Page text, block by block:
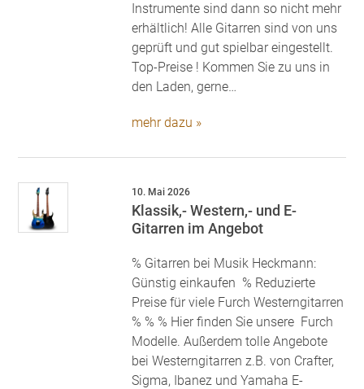
Instrumente sind dann so nicht mehr
erhältlich! Alle Gitarren sind von uns
geprüft und gut spielbar eingestellt.
Top-Preise ! Kommen Sie zu uns in
den Laden, gerne…
mehr dazu »
10. Mai 2026
Klassik,- Western,- und E-
Gitarren im Angebot
% Gitarren bei Musik Heckmann:
Günstig einkaufen % Reduzierte
Preise für viele Furch Westerngitarren
% % % Hier finden Sie unsere Furch
Modelle. Außerdem tolle Angebote
bei Westerngitarren z.B. von Crafter,
Sigma, Ibanez und Yamaha E-